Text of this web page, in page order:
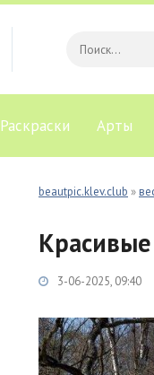
Раскраски Арты
beautpic.klev.club »
3-06-2025, 09:40